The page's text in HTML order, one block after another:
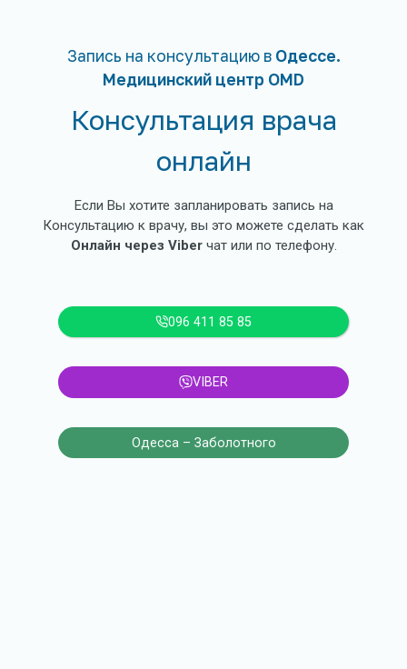
Запись на консультацию в Одессе.
Медицинский центр OMD
Консультация врача
онлайн
Если Вы хотите запланировать запись на
Консультацию к врачу, вы это можете сделать как
Онлайн через Viber чат или по телефону.
096 411 85 85
VIBER
Одесса – Заболотного